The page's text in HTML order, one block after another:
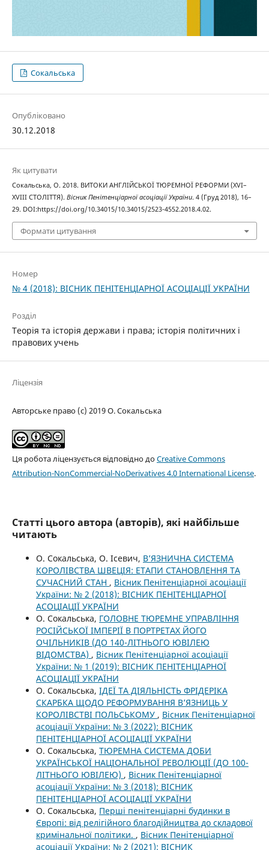
Сокальська
Опубліковано
30.12.2018
Як цитувати
Сокальська, О. 2018. ВИТОКИ АНГЛІЙСЬКОЇ ТЮРЕМНОЇ РЕФОРМИ (XVI–
XVIII СТОЛІТТЯ). Вісник Пенітенціарної асоціації України. 4 (Груд 2018), 16–
29. DOI:https://doi.org/10.34015/10.34015/2523-4552.2018.4.02.
Формати цитування
Номер
№ 4 (2018): ВІСНИК ПЕНІТЕНЦІАРНОЇ АСОЦІАЦІЇ УКРАЇНИ
Розділ
Теорія та історія держави і права; історія політичних і
правових учень
Ліцензія
Авторське право (c) 2019 О. Сокальська
Ця робота ліцензується відповідно доCreative Commons
Attribution-NonCommercial-NoDerivatives 4.0 International License.
Статті цього автора (авторів), які найбільше
читають
О. Сокальська, О. Ісевич, В’ЯЗНИЧНА СИСТЕМА
КОРОЛІВСТВА ШВЕЦІЯ: ЕТАПИ СТАНОВЛЕННЯ ТА
СУЧАСНИЙ СТАН , Вісник Пенітенціарної асоціації
України: № 2 (2018): ВІСНИК ПЕНІТЕНЦІАРНОЇ
АСОЦІАЦІЇ УКРАЇНИ
О. Сокальська, ГОЛОВНЕ ТЮРЕМНЕ УПРАВЛІННЯ
РОСІЙСЬКОЇ ІМПЕРІЇ В ПОРТРЕТАХ ЙОГО
ОЧІЛЬНИКІВ (ДО 140-ЛІТНЬОГО ЮВІЛЕЮ
ВІДОМСТВА) , Вісник Пенітенціарної асоціації
України: № 1 (2019): ВІСНИК ПЕНІТЕНЦІАРНОЇ
АСОЦІАЦІЇ УКРАЇНИ
О. Сокальська, ІДЕЇ ТА ДІЯЛЬНІСТЬ ФРІДЕРІКА
СКАРБКА ЩОДО РЕФОРМУВАННЯ В’ЯЗНИЦЬ У
КОРОЛІВСТВІ ПОЛЬСЬКОМУ , Вісник Пенітенціарної
асоціації України: № 3 (2022): ВІСНИК
ПЕНІТЕНЦІАРНОЇ АСОЦІАЦІЇ УКРАЇНИ
О. Сокальська, ТЮРЕМНА СИСТЕМА ДОБИ
УКРАЇНСЬКОЇ НАЦІОНАЛЬНОЇ РЕВОЛЮЦІЇ (ДО 100-
ЛІТНЬОГО ЮВІЛЕЮ) , Вісник Пенітенціарної
асоціації України: № 3 (2018): ВІСНИК
ПЕНІТЕНЦІАРНОЇ АСОЦІАЦІЇ УКРАЇНИ
О. Сокальська, Перші пенітенціарні будинки в
Європі: від релігійного благодійництва до складової
кримінальної політики. , Вісник Пенітенціарної
асоціації України: № 2 (2021): ВІСНИК